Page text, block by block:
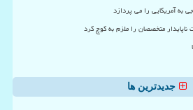
به آمریکایی را می پردازد
متخصصان را ملزم به کوچ کرد
جدیدترین ها